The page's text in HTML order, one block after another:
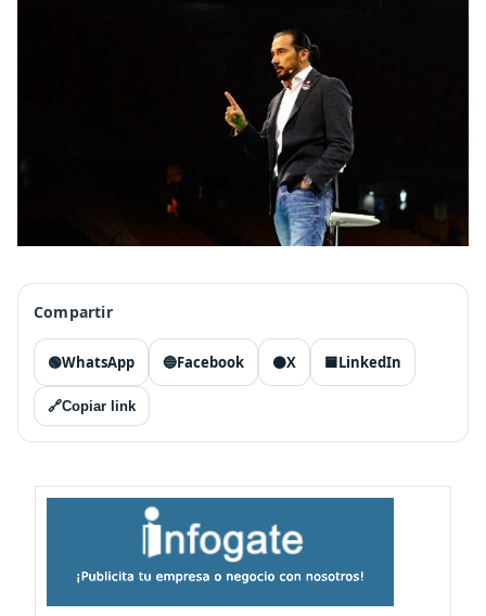
Compartir
🟢WhatsApp 🔵Facebook ⚫X 🟦LinkedIn
🔗Copiar link